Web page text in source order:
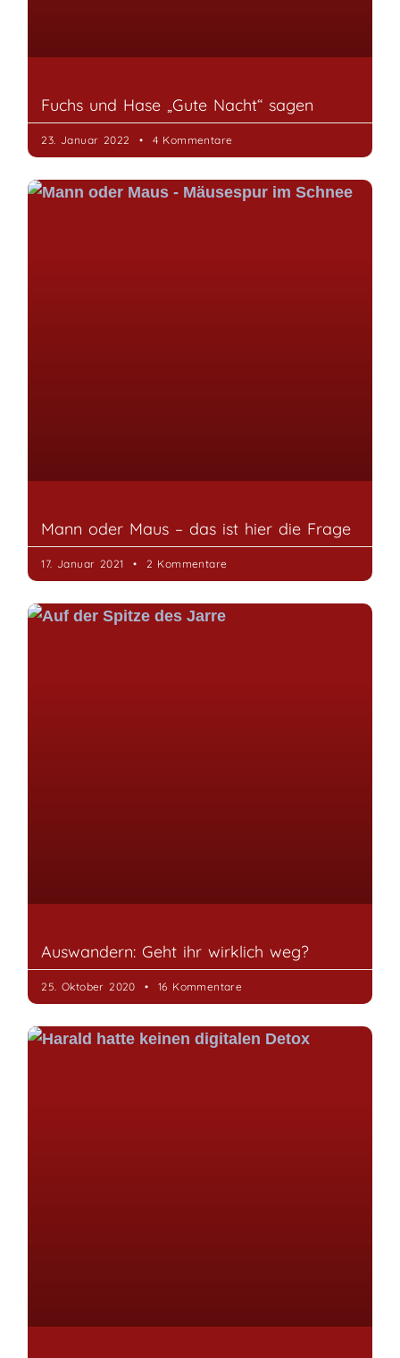
Fuchs und Hase „Gute Nacht“ sagen
23. Januar 2022 4 Kommentare
Mann oder Maus – das ist hier die Frage
17. Januar 2021 2 Kommentare
Auswandern: Geht ihr wirklich weg?
25. Oktober 2020 16 Kommentare